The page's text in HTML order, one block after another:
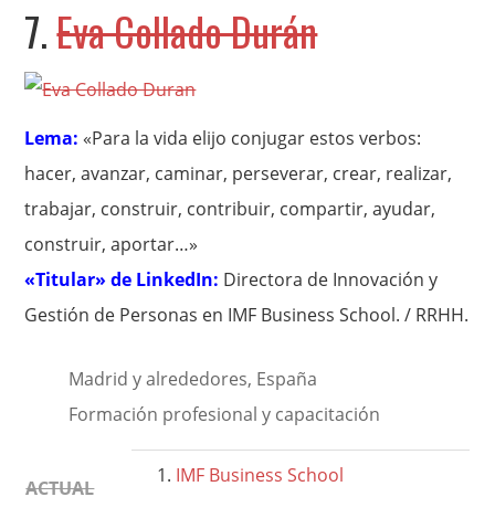
7.Eva Collado Durán
Lema: «Para la vida elijo conjugar estos verbos:
hacer, avanzar, caminar, perseverar, crear, realizar,
trabajar, construir, contribuir, compartir, ayudar,
construir, aportar…»
«Titular» de LinkedIn: Directora de Innovación y
Gestión de Personas en IMF Business School. / RRHH.
Madrid y alrededores, España
Formación profesional y capacitación
ACTUAL
IMF Business School